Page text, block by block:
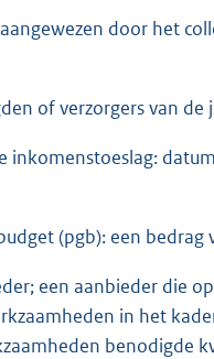
door het
of verzorgers van de
inkomenstoeslag:
(pgb): een
een aanbieder die
in het
benodigde